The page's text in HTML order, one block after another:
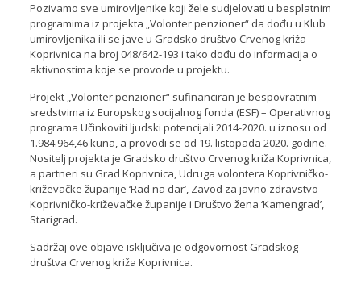
Pozivamo sve umirovljenike koji žele sudjelovati u besplatnim
programima iz projekta „Volonter penzioner“ da dođu u Klub
umirovljenika ili se jave u Gradsko društvo Crvenog križa
Koprivnica na broj 048/642-193 i tako dođu do informacija o
aktivnostima koje se provode u projektu.
Projekt „Volonter penzioner“ sufinanciran je bespovratnim
sredstvima iz Europskog socijalnog fonda (ESF) – Operativnog
programa Učinkoviti ljudski potencijali 2014-2020. u iznosu od
1.984.964,46 kuna, a provodi se od 19. listopada 2020. godine.
Nositelj projekta je Gradsko društvo Crvenog križa Koprivnica,
a partneri su Grad Koprivnica, Udruga volontera Koprivničko-
križevačke županije ‘Rad na dar’, Zavod za javno zdravstvo
Koprivničko-križevačke županije i Društvo žena ‘Kamengrad’,
Starigrad.
Sadržaj ove objave isključiva je odgovornost Gradskog
društva Crvenog križa Koprivnica.